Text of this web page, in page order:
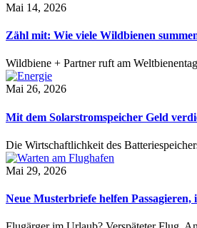
Mai 14, 2026
Zähl mit: Wie viele Wildbienen
Wildbiene + Partner ruft am
Mai 26, 2026
Mit dem Solarstromspeicher Geld
Die Wirtschaftlichkeit des
Mai 29, 2026
Neue Musterbriefe helfen Passagieren,